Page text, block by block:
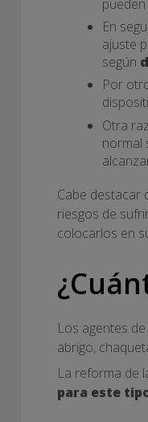
En
ajuste
según
Por
Otra
normal
Cabe destacar
riesgos de
colocarlos en
Los agentes
abrigo,
La reforma de
para este